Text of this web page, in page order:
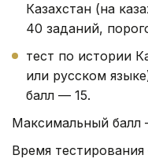
Казахстан (на
40 заданий,
тест по истории
или русском
балл — 15.
Максимальный балл
Время